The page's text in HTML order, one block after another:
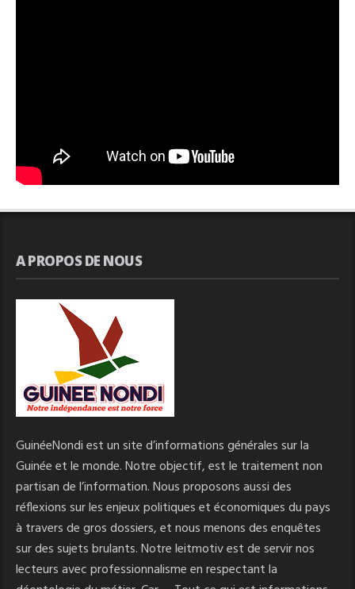
A PROPOS DE NOUS
GuinéeNondi est un site d’informations générales sur la
Guinée et le monde. Notre objectif, est le traitement non
partisan de l’information. Nous proposons aussi des
réflexions sur les enjeux politiques et économiques du pays
à travers de gros dossiers, et nous menons des enquêtes
sur des sujets brulants. Notre leitmotiv est de servir nos
lecteurs avec professionnalisme en respectant la